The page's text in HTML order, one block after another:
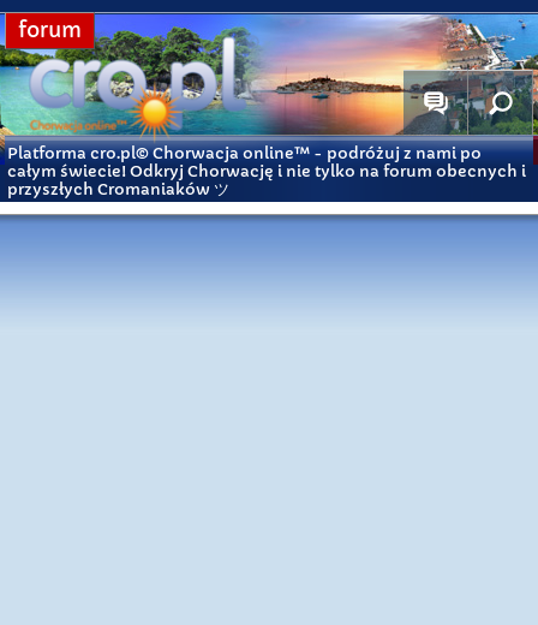
forum
Platforma cro.pl© Chorwacja online™ - podróżuj z nami po
całym świecie! Odkryj Chorwację i nie tylko na forum obecnych i
przyszłych Cromaniaków ツ